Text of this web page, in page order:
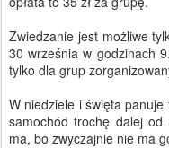
Zwiedzanie jest możliwe
30 września w godzinach
tylko dla grup
W niedziele i święta
samochód trochę dalej
ma, bo zwyczajnie nie ma